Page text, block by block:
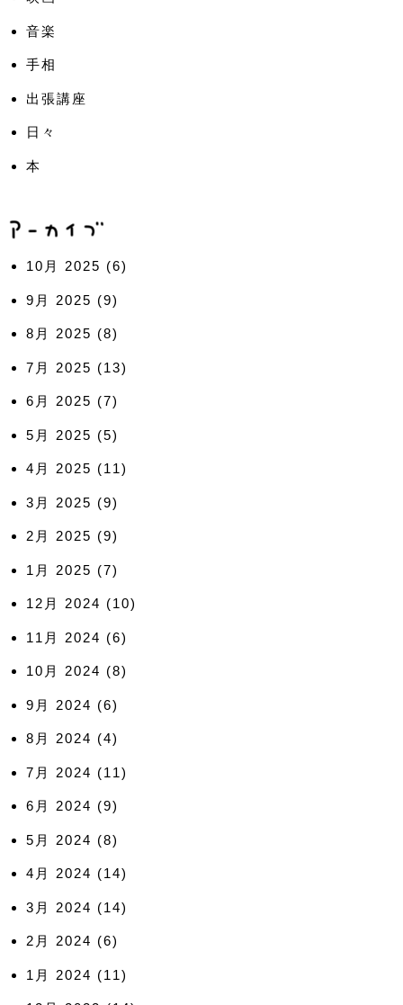
音楽
手相
出張講座
日々
本
10月 2025 (6)
9月 2025 (9)
8月 2025 (8)
7月 2025 (13)
6月 2025 (7)
5月 2025 (5)
4月 2025 (11)
3月 2025 (9)
2月 2025 (9)
1月 2025 (7)
12月 2024 (10)
11月 2024 (6)
10月 2024 (8)
9月 2024 (6)
8月 2024 (4)
7月 2024 (11)
6月 2024 (9)
5月 2024 (8)
4月 2024 (14)
3月 2024 (14)
2月 2024 (6)
1月 2024 (11)